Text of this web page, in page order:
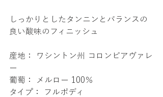
しっかりとしたタンニンとバランスの
良い酸味のフィニッシュ
産地： ワシントン州 コロンビアヴァレ
ー
葡萄： メルロー 100％
タイプ： フルボディ